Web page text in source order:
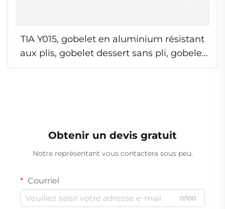
TIA Y015, gobelet en aluminium résistant
aux plis, gobelet dessert sans pli, gobelet
en aluminium micro-ondable pour cuisine
Obtenir un devis gratuit
Notre représentant vous contactera sous peu.
Courriel
0/100